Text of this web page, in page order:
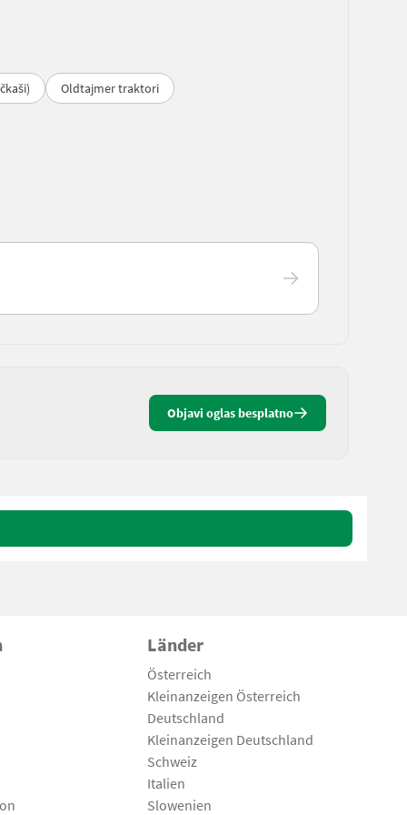
Oldtajmer traktori
Objavi oglas besplatno
Länder
Österreich
Kleinanzeigen Österreich
Deutschland
Kleinanzeigen Deutschland
Schweiz
Italien
Slowenien